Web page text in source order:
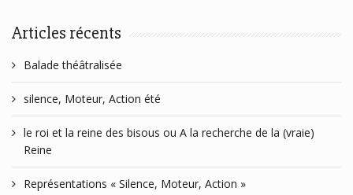
Articles récents
Balade théâtralisée
silence, Moteur, Action été
le roi et la reine des bisous ou A la recherche de la (vraie)
Reine
Représentations « Silence, Moteur, Action »